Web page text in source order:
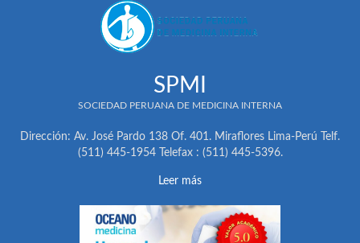
SPMI
SOCIEDAD PERUANA DE MEDICINA INTERNA
Dirección: Av. José Pardo 138 Of. 401. Miraflores Lima-Perú Telf.
(511) 445-1954 Telefax : (511) 445-5396.
Leer más